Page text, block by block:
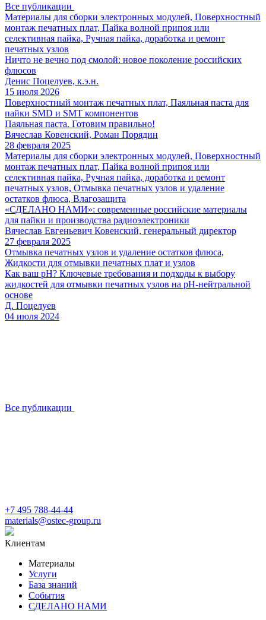
Все публикации
Материалы для сборки электронных модулей, Поверхностный
монтаж печатных плат, Пайка волной припоя или
селективная пайка, Ручная пайка, доработка и ремонт
печатных узлов
Ничто не вечно под смолой: новое поколение российских
флюсов
Денис Поцелуев, к.э.н.
15 июля 2026
Поверхностный монтаж печатных плат, Паяльная паста для
пайки SMD и SMT компонентов
Паяльная паста. Готовим правильно!
Вячеслав Ковенский, Роман Порядин
28 февраля 2025
Материалы для сборки электронных модулей, Поверхностный
монтаж печатных плат, Пайка волной припоя или
селективная пайка, Ручная пайка, доработка и ремонт
печатных узлов, Отмывка печатных узлов и удаление
остатков флюса, Влагозащита
«СДЕЛАНО НАМИ»: современные российские материалы
для пайки и производства радиоэлектроники
Вячеслав Евгеньевич Ковенский, генеральный директор
27 февраля 2025
Отмывка печатных узлов и удаление остатков флюса,
Жидкости для отмывки печатных плат и узлов
Как ваш рН? Ключевые требования и подходы к выбору
жидкостей для отмывки печатных узлов на рН-нейтральной
основе
Д. Поцелуев
04 июля 2024
Все публикации
+7 495 788-44-44
materials@ostec-group.ru
Клиентам
Материалы
Услуги
База знаний
События
СДЕЛАНО НАМИ